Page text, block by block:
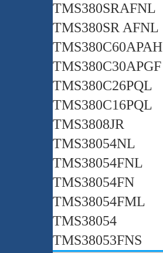
TMS380SRAFNL
TMS380SR AFNL
TMS380C60APAH
TMS380C30APGF
TMS380C26PQL
TMS380C16PQL
TMS3808JR
TMS38054NL
TMS38054FNL
TMS38054FN
TMS38054FML
TMS38054
TMS38053FNS